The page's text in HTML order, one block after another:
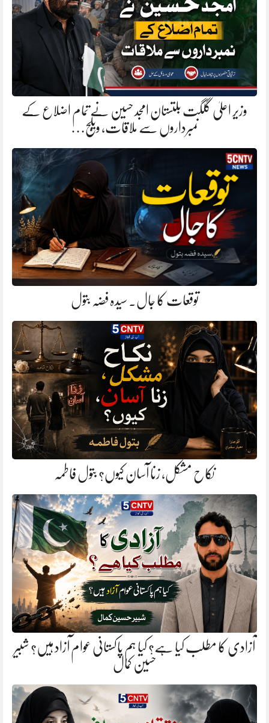
وزیر اعلیٰ گلگت بلتستان امجد حسین نے تمام اضلاع کے
نمبرداروں سے ملاقات، ویلج…
توقعات کا جال. سیدہ فضہ بتول
نکاح مشکل، زنا آسان کیوں؟ بتول فاطمہ
آزادی کا مطلب کیا ہے؟ کیا ہم پاکستانی عوام آزاد ہیں؟ شبیر
حسین کمال